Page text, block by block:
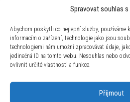
Spravovat souhlas
Abychom poskytli co nejlepší služby,
informacím o zařízení, technologie jako jsou
technologiemi nám umožní zpracovávat údaje,
jedinečná ID na tomto webu. Nesouhlas nebo
ovlivnit určité vlastnosti a funkce.
Příjmout
1 990Kč
Brilliance Zirconia
2 290 Kč
L´AMOUR snubní